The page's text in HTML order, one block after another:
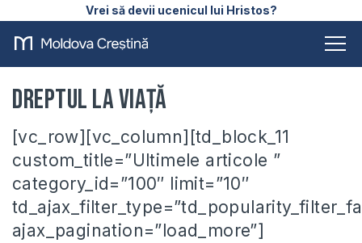
Vrei să devii ucenicul lui Hristos?
Dreptul la Viață
[vc_row][vc_column][td_block_11
custom_title=”Ultimele articole ”
category_id=”100″ limit=”10″
ajax_pagination=”load_more”]